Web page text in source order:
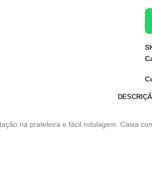
na prateleira e fácil rotulagem. Caixa